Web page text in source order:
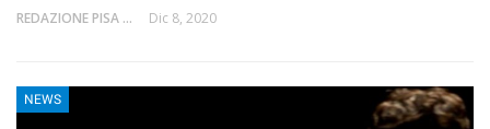
REDAZIONE PISA 2.0 Dic 8, 2020
NEWS